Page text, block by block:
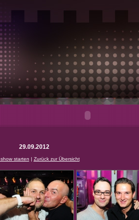
29.09.2012
starten | Zurück zur Übersicht